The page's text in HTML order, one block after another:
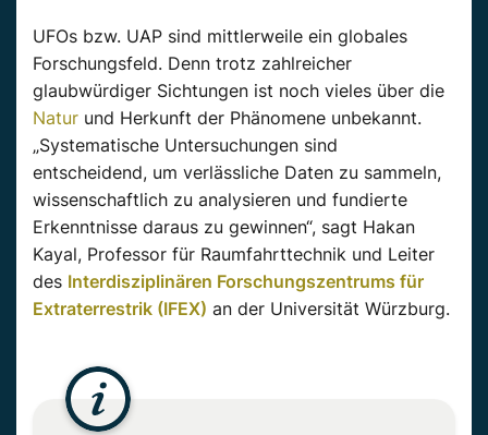
UFOs bzw. UAP sind mittlerweile ein globales
Forschungsfeld. Denn trotz zahlreicher
glaubwürdiger Sichtungen ist noch vieles über die
Natur und Herkunft der Phänomene unbekannt.
„Systematische Untersuchungen sind
entscheidend, um verlässliche Daten zu sammeln,
wissenschaftlich zu analysieren und fundierte
Erkenntnisse daraus zu gewinnen“, sagt Hakan
Kayal, Professor für Raumfahrttechnik und Leiter
des Interdisziplinären Forschungszentrums für
Extraterrestrik (IFEX) an der Universität Würzburg.